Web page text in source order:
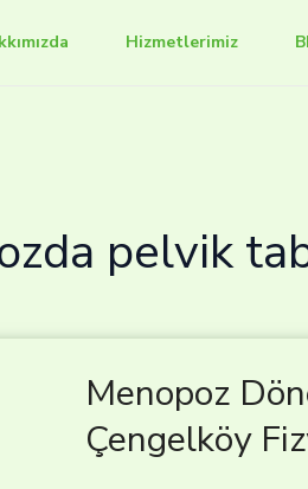
Hizmetlerimiz
pelvik
Menopoz
Çengelköy